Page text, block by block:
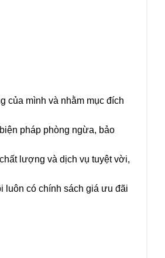
của mình và nhằm mục đích
pháp phòng ngừa, bảo
lượng và dịch vụ tuyệt vời,
luôn có chính sách giá ưu đãi